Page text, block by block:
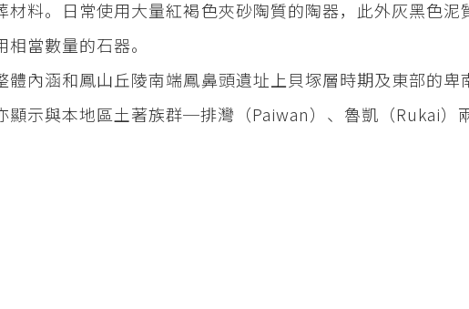
材料。日常使用大量紅褐色夾砂陶質的陶器，此外灰黑色
相當數量的石器。
體內涵和鳳山丘陵南端鳳鼻頭遺址上貝塚層時期及東部的
顯示與本地區土著族群─排灣（Paiwan）、魯凱（Rukai）